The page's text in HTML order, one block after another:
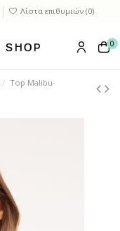
Λίστα επιθυμιών (0)
0
Top Malibu-